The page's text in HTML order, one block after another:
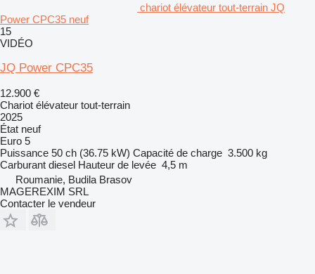
chariot élévateur tout-terrain JQ
Power CPC35 neuf
15
VIDÉO
JQ Power CPC35
12.900 €
Chariot élévateur tout-terrain
2025
État neuf
Euro 5
Puissance 50 ch (36.75 kW) Capacité de charge 3.500 kg
Carburant diesel Hauteur de levée 4,5 m
Roumanie, Budila Brasov
MAGEREXIM SRL
Contacter le vendeur